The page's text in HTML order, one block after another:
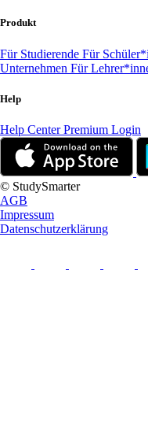
Produkt
Für Studierende Für
Unternehmen Für
Help
Help CenterPremium Login
© StudySmarter
AGB
Impressum
Datenschutzerklärung